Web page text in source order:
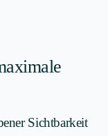
Sichtbarkeit